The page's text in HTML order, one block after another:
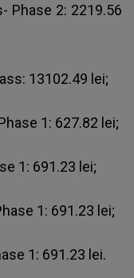
Phase 2: 2219.56
13102.49 lei;
1: 627.82 lei;
1: 691.23 lei;
1: 691.23 lei;
1: 691.23 lei.